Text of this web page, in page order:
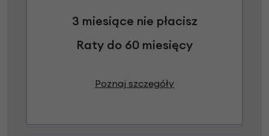
3 miesiące nie płacisz
Raty do 60 miesięcy
Poznaj szczegóły